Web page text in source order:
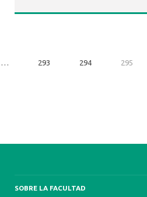
… 293 294 295
SOBRE LA FACULTAD